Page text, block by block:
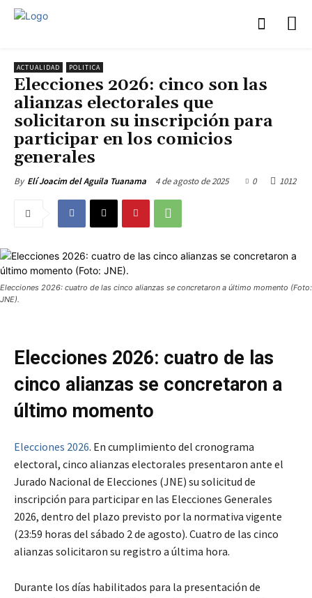
ACTUALIDAD POLITICA
Elecciones 2026: cinco son las
alianzas electorales que
solicitaron su inscripción para
participar en los comicios
generales
By Elí Joacim del Aguila Tuanama 4 de agosto de 2025 0 1012
Elecciones 2026: cuatro de las cinco alianzas se concretaron a último momento (Foto:
JNE).
Elecciones 2026: cuatro de las
cinco alianzas se concretaron a
último momento
Elecciones 2026. En cumplimiento del cronograma
electoral, cinco alianzas electorales presentaron ante el
Jurado Nacional de Elecciones (JNE) su solicitud de
inscripción para participar en las Elecciones Generales
2026, dentro del plazo previsto por la normativa vigente
(23:59 horas del sábado 2 de agosto). Cuatro de las cinco
alianzas solicitaron su registro a última hora.
Durante los días habilitados para la presentación de